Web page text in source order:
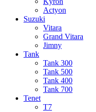
Actyon
Suzuki
Vitara
Grand Vitara
Jimny
Tank
Tank 300
Tank 500
Tank 400
Tank 700
Tenet
T7